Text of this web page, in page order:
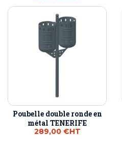
Poubelle double ronde en
métal TENERIFE
289,00 €HT